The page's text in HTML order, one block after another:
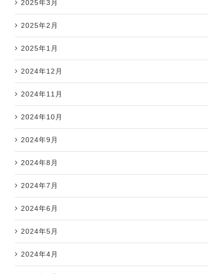
2025年3月
2025年2月
2025年1月
2024年12月
2024年11月
2024年10月
2024年9月
2024年8月
2024年7月
2024年6月
2024年5月
2024年4月